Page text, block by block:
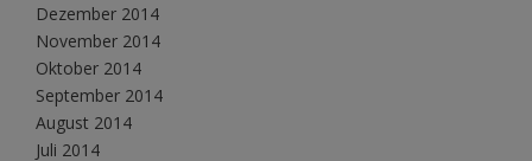
Dezember 2014
November 2014
Oktober 2014
September 2014
August 2014
Juli 2014